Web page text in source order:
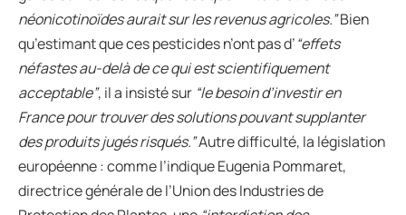
néonicotinoïdes aurait sur les revenus agricoles.”Bien
qu’estimant que ces pesticides n’ont pas d’“effets
néfastes au-delà de ce qui est scientifiquement
acceptable”, il a insisté sur “le besoin d’investir en
France pour trouver des solutions pouvant supplanter
des produits jugés risqués.”Autre difficulté, la législation
européenne : comme l’indique Eugenia Pommaret,
directrice générale de l’Union des Industries de